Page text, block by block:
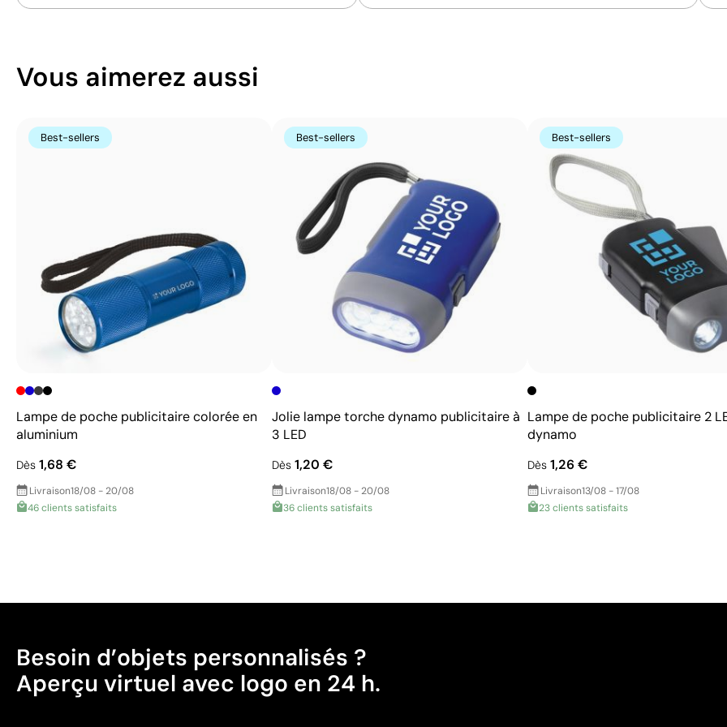
Possibilité d’impression avec couleurs Pantone®
Permet l’impression sur surfaces incurvées et
irrégulières
Bonne définition des textes et logos
Prix compétitifs pour les grandes quantités
Vous aimerez aussi
Best-sellers
Lampe de poche publicitaire colorée en
aluminium
Dès 1,68 €
Livraison18/08 - 20/08
46 clients satisfaits
Best-sellers
Jolie lampe torche dynamo publicitaire à
3 LED
Dès1,20 €
Livraison18/08 - 20/08
36 clients satisfaits
Best-sellers
Lampe de poche publicitaire 2
dynamo
Dès1,26 €
Livraison13/08 - 17/08
23 clients satisfaits
Besoin d’objets personnalisés ?
Aperçu virtuel avec logo en 24 h.